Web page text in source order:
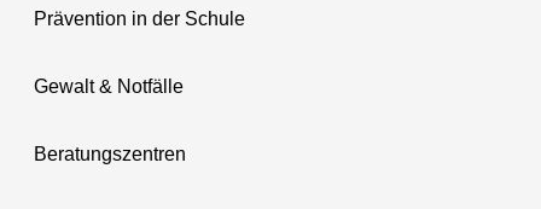
Prävention in der Schule
Gewalt & Notfälle
Beratungszentren